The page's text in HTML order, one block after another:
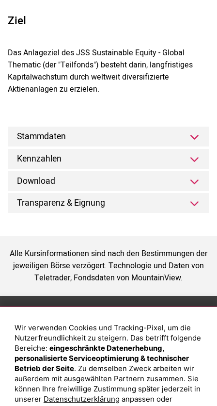
Ziel
Das Anlageziel des JSS Sustainable Equity - Global
Thematic (der "Teilfonds") besteht darin, langfristiges
Kapitalwachstum durch weltweit diversifizierte
Aktienanlagen zu erzielen.
Stammdaten
Kennzahlen
Download
Transparenz & Eignung
Alle Kursinformationen sind nach den Bestimmungen der
jeweiligen Börse verzögert. Technologie und Daten von
Teletrader, Fondsdaten von MountainView.
Depot eröffnen
Depot vergleichen
Junior Depot
Top-Seller-Fonds
Top-Fonds
Was sind sind ETFs?
Sparplan Vorteile
Was ist ein Fonds?
Wir verwenden Cookies und Tracking-Pixel, um die
Nutzerfreundlichkeit zu steigern. Das betrifft folgende
Bereiche: eingeschränkte Datenerhebung,
personalisierte Serviceoptimierung & technischer
Betrieb der Seite. Zu demselben Zweck arbeiten wir
außerdem mit ausgewählten Partnern zusammen. Sie
können Ihre freiwillige Zustimmung später jederzeit in
unserer Datenschutzerklärung anpassen oder